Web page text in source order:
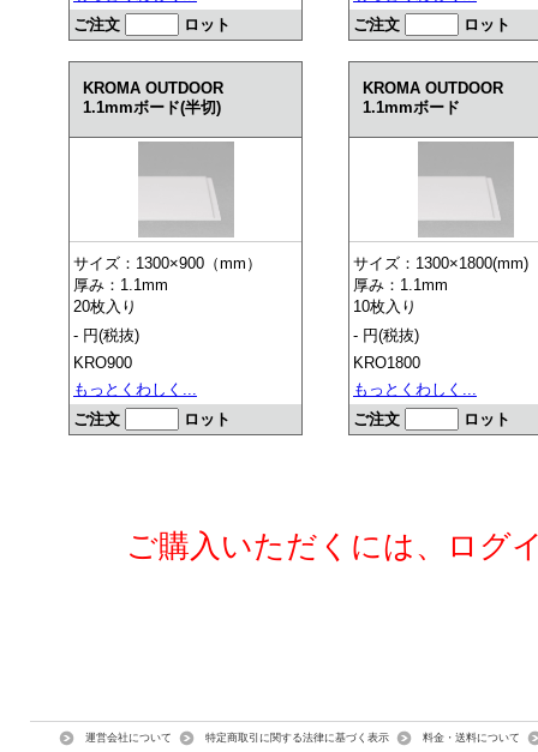
ご注文
ロット
ご注文
ロット
KROMA OUTDOOR
1.1mmボード(半切)
サイズ：1300×900（mm）
厚み：1.1mm
20枚入り
- 円(税抜)
KRO900
もっとくわしく...
ご注文
ロット
KROMA OUTDOOR
1.1mmボード
サイズ：1300×1800(mm)
厚み：1.1mm
10枚入り
- 円(税抜)
KRO1800
もっとくわしく...
ご注文
ロット
ご購入いただくには、ログ
運営会社について 特定商取引に関する法律に基づく表示 料金・送料について